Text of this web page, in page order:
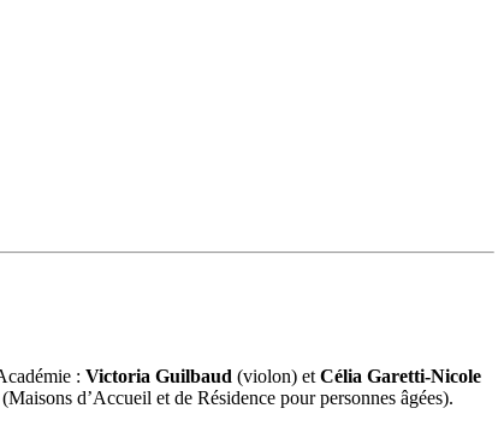
: Victoria Guilbaud (violon) et Célia Garetti-Nicole
d’Accueil et de Résidence pour personnes âgées).